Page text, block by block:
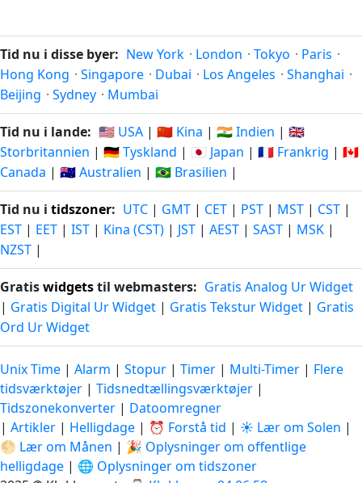
Tid nu i disse byer: New York · London · Tokyo · Paris ·
Hong Kong · Singapore · Dubai · Los Angeles · Shanghai ·
Beijing · Sydney · Mumbai
Tid nu i lande: 🇺🇸 USA | 🇨🇳 Kina | 🇮🇳 Indien | 🇬🇧
Storbritannien | 🇩🇪 Tyskland | 🇯🇵 Japan | 🇫🇷 Frankrig | 🇨🇦
Canada | 🇦🇺 Australien | 🇧🇷 Brasilien |
Tid nu i tidszoner: UTC | GMT | CET | PST | MST | CST |
EST | EET | IST | Kina (CST) | JST | AEST | SAST | MSK |
NZST |
Gratiswidgetstil webmasters: Gratis Analog Ur Widget
| Gratis Digital Ur Widget | Gratis Tekstur Widget | Gratis
Ord Ur Widget
Unix Time | Alarm | Stopur | Timer | Multi-Timer | Flere
tidsværktøjer | Tidsnedtællingsværktøjer |
Tidszonekonverter | Datoomregner
| Artikler | Helligdage | ⏰ Forstå tid | ☀️ Lær om Solen |
🌕 Lær om Månen | 🎉 Oplysninger om offentlige
helligdage | 🌐 Oplysninger om tidszoner